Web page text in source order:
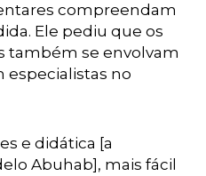
compreendam
Ele pediu que os
também se envolvam
especialistas no
e didática [a
Abuhab], mais fácil